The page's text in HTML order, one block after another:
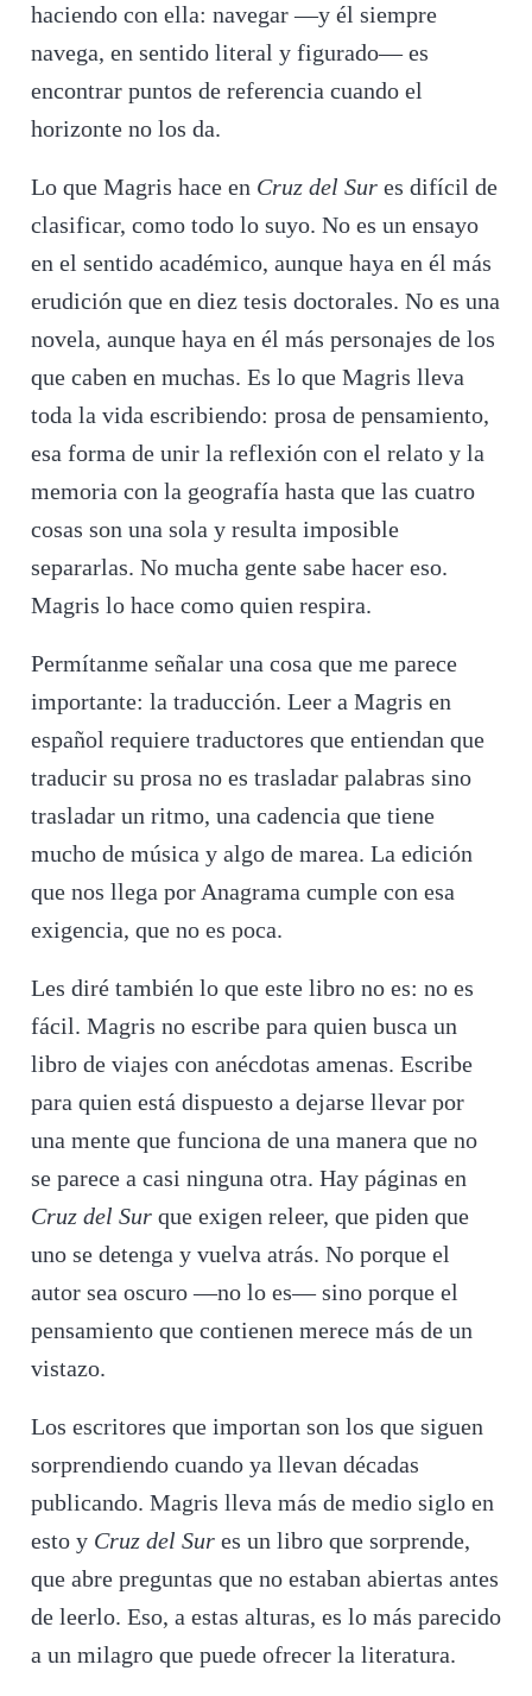
haciendo con ella: navegar —y él siempre
navega, en sentido literal y figurado— es
encontrar puntos de referencia cuando el
horizonte no los da.
Lo que Magris hace en Cruz del Sures difícil de
clasificar, como todo lo suyo. No es un ensayo
en el sentido académico, aunque haya en él más
erudición que en diez tesis doctorales. No es una
novela, aunque haya en él más personajes de los
que caben en muchas. Es lo que Magris lleva
toda la vida escribiendo: prosa de pensamiento,
esa forma de unir la reflexión con el relato y la
memoria con la geografía hasta que las cuatro
cosas son una sola y resulta imposible
separarlas. No mucha gente sabe hacer eso.
Magris lo hace como quien respira.
Permítanme señalar una cosa que me parece
importante: la traducción. Leer a Magris en
español requiere traductores que entiendan que
traducir su prosa no es trasladar palabras sino
trasladar un ritmo, una cadencia que tiene
mucho de música y algo de marea. La edición
que nos llega por Anagrama cumple con esa
exigencia, que no es poca.
Les diré también lo que este libro no es: no es
fácil. Magris no escribe para quien busca un
libro de viajes con anécdotas amenas. Escribe
para quien está dispuesto a dejarse llevar por
una mente que funciona de una manera que no
se parece a casi ninguna otra. Hay páginas en
Cruz del Surque exigen releer, que piden que
uno se detenga y vuelva atrás. No porque el
autor sea oscuro —no lo es— sino porque el
pensamiento que contienen merece más de un
vistazo.
Los escritores que importan son los que siguen
sorprendiendo cuando ya llevan décadas
publicando. Magris lleva más de medio siglo en
esto y Cruz del Sures un libro que sorprende,
que abre preguntas que no estaban abiertas antes
de leerlo. Eso, a estas alturas, es lo más parecido
a un milagro que puede ofrecer la literatura.